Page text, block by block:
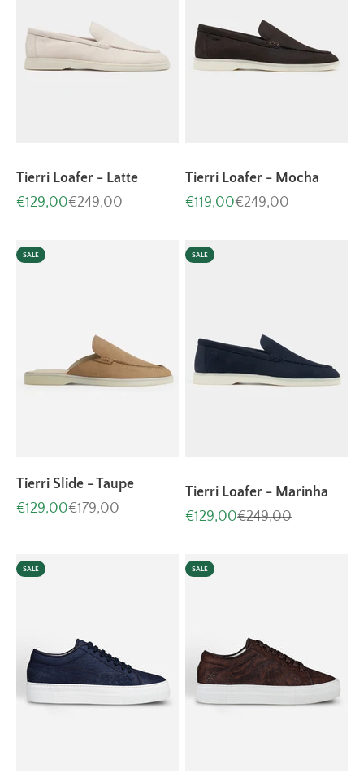
Tierri Loafer - Latte
Aanbiedingsprijs
€129,00Normale prijs
€249,00
Tierri Loafer - Mocha
Aanbiedingsprijs
€119,00Normale prijs
€249,00
SALE
Tierri Slide - Taupe
Aanbiedingsprijs
€129,00Normale prijs
€179,00
SALE
Tierri Loafer - Marinha
Aanbiedingsprijs
€129,00Normale prijs
€249,00
SALE SALE